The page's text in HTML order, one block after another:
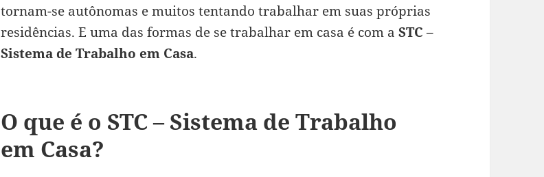
tornam-se autônomas e muitos tentando trabalhar em suas próprias
residências. E uma das formas de se trabalhar em casa é com aSTC –
Sistema de Trabalho em Casa.
O que é o STC – Sistema de Trabalho
em Casa?